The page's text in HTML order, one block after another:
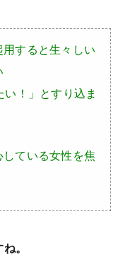
すると生々しい
！」とすり込ま
ている女性を焦
。